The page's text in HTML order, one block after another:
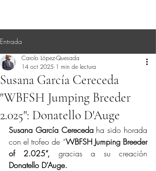
Entrada
Susana García Cereceda
"WBFSH Jumping Breeder
2.025": Donatello D'Auge
Carolo López-Quesada
14 oct 2025 1 min de lectura
Susana García Cereceda ha sido horada
con el trofeo de “WBFSH Jumping Breeder
of 2.025”,
Donatello D’Auge.